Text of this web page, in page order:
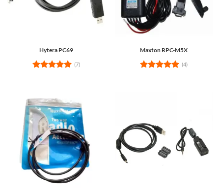
Hytera PC69
(7)
Maxton RPC-M5X
(4)